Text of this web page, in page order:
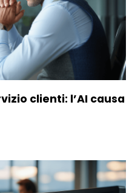
clienti: l’AI causa